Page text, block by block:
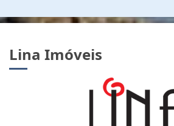
Lina Imóveis